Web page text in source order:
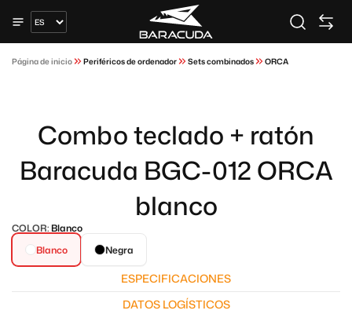
Página de inicio Periféricos de ordenador Sets combinados ORCA
Combo teclado + ratón
Baracuda BGC-012 ORCA
blanco
COLOR:Blanco
Blanco
Negra
ESPECIFICACIONES
DATOS LOGÍSTICOS